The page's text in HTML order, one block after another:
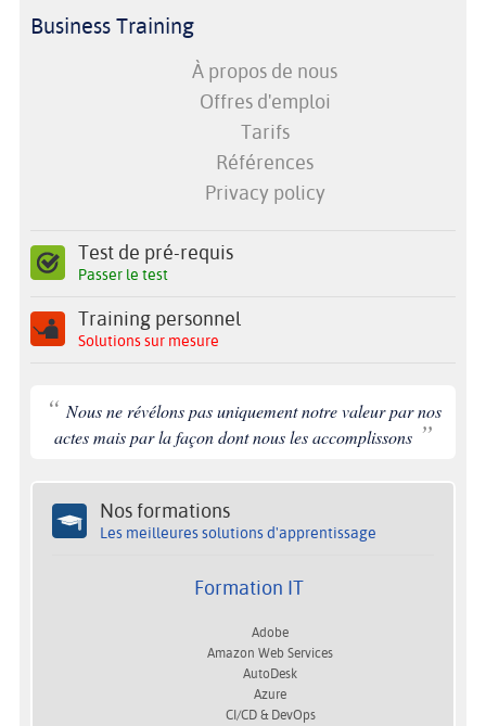
Business Training
À propos de nous
Offres d'emploi
Tarifs
Références
Privacy policy
Test de pré-requis
Passer le test
Training personnel
Solutions sur mesure
“ Nous ne révélons pas uniquement notre valeur par nos
actes mais par la façon dont nous les accomplissons ”
Nos formations
Les meilleures solutions d'apprentissage
Formation IT
Adobe
Amazon Web Services
AutoDesk
Azure
CI/CD & DevOps